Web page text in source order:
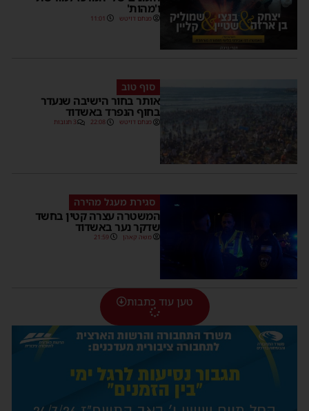
ו'מהות'
מנחם דויטש 11:01
סוף טוב
אותר בחור הישיבה שנעדר
בחוף הנפרד באשדוד
מנחם דויטש 22:08 3 תגובות
סגירת מעגל מהירה
המשטרה עצרה קטין בחשד
שדקר נער באשדוד
משה קאהן 21:59
טען עוד כתבות